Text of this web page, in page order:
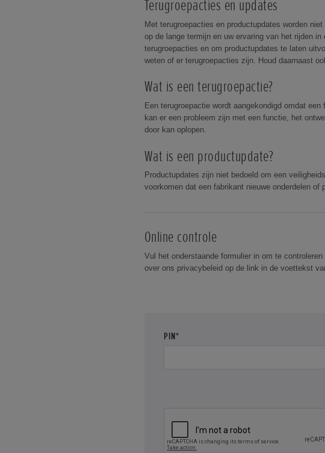
Terugroepacties en updates
Met terugroepacties en productupdates worden
op de lange termijn en uw ervaring van het rijden
terugroepacties en om productupdates te laten
weten of er terugroepacties zijn. Houd daarnaast
Wat is een terugroepactie?
Een terugroepactie wordt aangekondigd omdat
kan er een probleem zijn met een functie, het
door kan oplopen.
Wat is een productupdate?
Productupdates zijn niet bedoeld om een
voorkomen dat een fabrikant nieuwe onderdelen
Online controle
Vul het onderstaande formulier in om te
over ons privacybeleid op de link in de voettekst
PIN*